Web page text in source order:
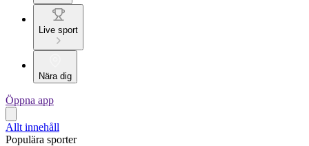
Live sport
Nära dig
Öppna app
Allt innehåll
Populära sporter